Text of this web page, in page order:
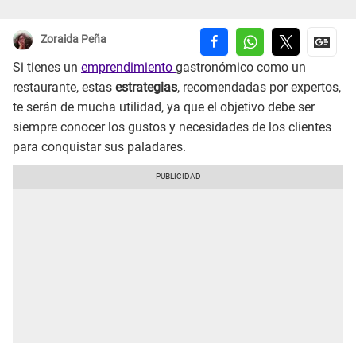
Zoraida Peña
Si tienes un emprendimiento gastronómico como un
restaurante, estas estrategias, recomendadas por expertos,
te serán de mucha utilidad, ya que el objetivo debe ser
siempre conocer los gustos y necesidades de los clientes
para conquistar sus paladares.